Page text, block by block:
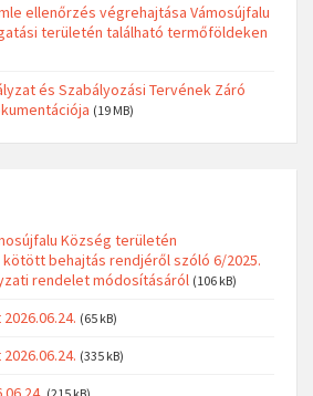
ellenőrzés végrehajtása Vámosújfalu
területén található termőföldeken
és Szabályozási Tervének Záró
(19 MB)
Község területén
behajtás rendjéről szóló 6/2025.
rendelet módosításáról (106 kB)
(65 kB)
(335 kB)